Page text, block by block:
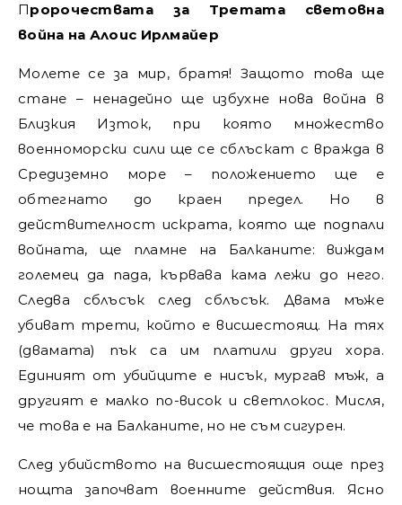
Пророчествата за Третата световна
война на Алоис Ирлмайер
Молете се за мир, братя! Защото това ще
стане – ненадейно ще избухне нова война в
Близкия Изток, при която множество
военноморски сили ще се сблъскат с вражда в
Средиземно море – положението ще е
обтегнато до краен предел. Но в
действителност искрата, която ще подпали
войната, ще пламне на Балканите: виждам
големец да пада, кървава кама лежи до него.
Следва сблъсък след сблъсък. Двама мъже
убиват трети, който е висшестоящ. На тях
(двамата) пък са им платили други хора.
Единият от убийците е нисък, мургав мъж, а
другият е малко по-висок и светлокос. Мисля,
че това е на Балканите, но не съм сигурен.
След убийството на висшестоящия още през
нощта започват военните действия. Ясно